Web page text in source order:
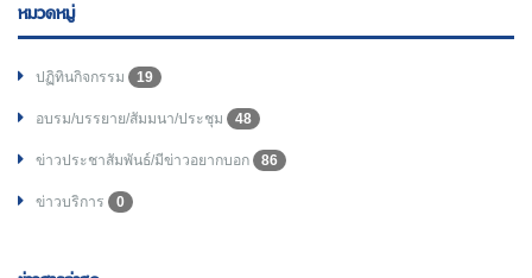
หมวดหมู่
ปฏิทินกิจกรรม 19
อบรม/บรรยาย/สัมมนา/ประชุม 48
ข่าวประชาสัมพันธ์/มีข่าวอยากบอก 86
ข่าวบริการ 0